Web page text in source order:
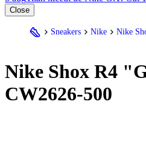
Close
Sneakers Nike Nike
Nike Shox R4
CW2626-500